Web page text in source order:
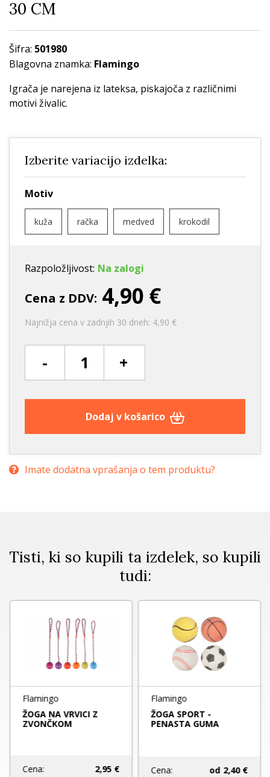
30 CM
Šifra: 501980
Blagovna znamka: Flamingo
Igrača je narejena iz lateksa, piskajoča z različnimi
motivi živalic.
Izberite variacijo izdelka:
Motiv
kuža račka medved krokodil
Razpoložljivost: Na zalogi
Cena z DDV: 4,90 €
Najnižja cena v zadnjih 30 dneh: 4,90 €
- +
Dodaj v košarico
Imate dodatna vprašanja o tem produktu?
Tisti, ki so kupili ta izdelek, so kupili
tudi:
Flamingo
ŽOGA NA VRVICI Z
ZVONČKOM
Cena: 2,95 €
Flamingo
ŽOGA SPORT -
PENASTA GUMA
Cena: od 2,40 €